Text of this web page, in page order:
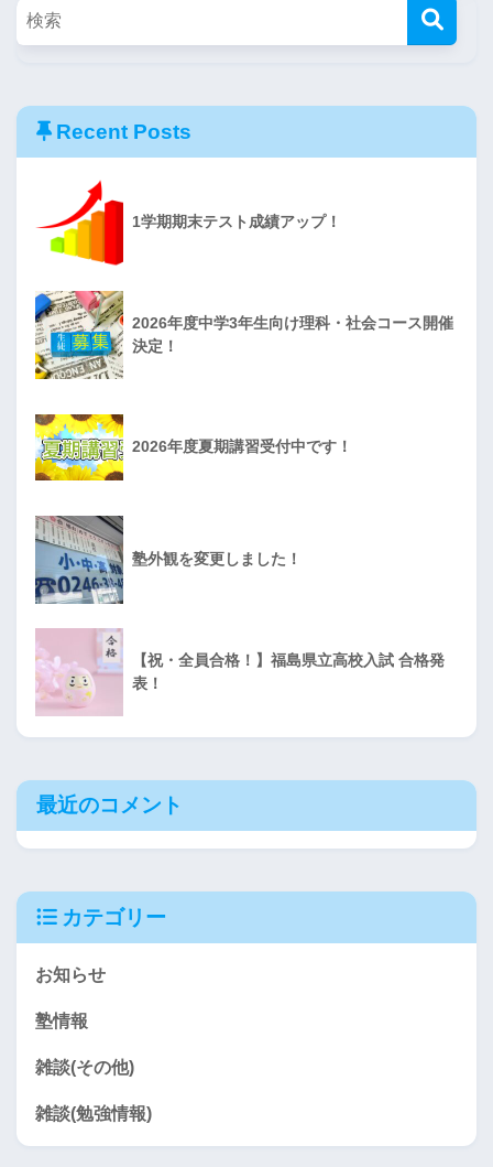
Recent Posts
1学期期末テスト成績アップ！
2026年度中学3年生向け理科・社会コース開催
決定！
2026年度夏期講習受付中です！
塾外観を変更しました！
【祝・全員合格！】福島県立高校入試 合格発
表！
最近のコメント
カテゴリー
お知らせ
塾情報
雑談(その他)
雑談(勉強情報)